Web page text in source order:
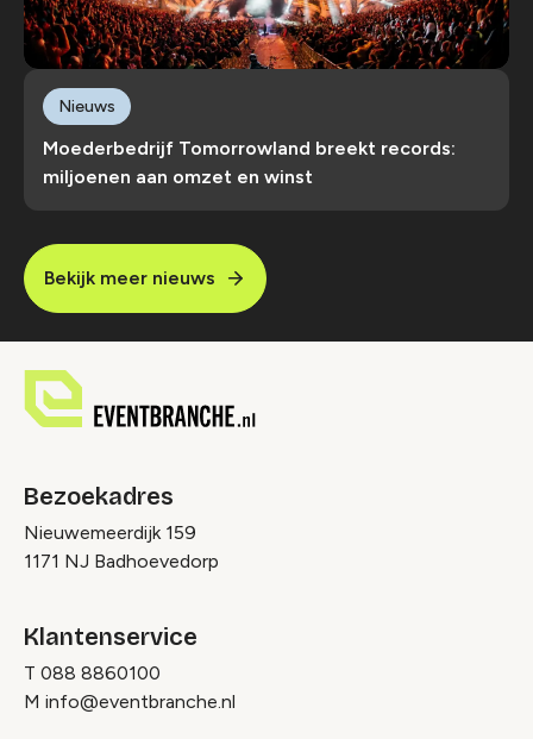
Moederbedrijf Tomorrowland breekt records:
miljoenen aan omzet en winst
Nieuws
Bekijk meer nieuws
Bezoekadres
Nieuwemeerdijk 159
1171 NJ Badhoevedorp
Klantenservice
T 088 8860100
M info@eventbranche.nl